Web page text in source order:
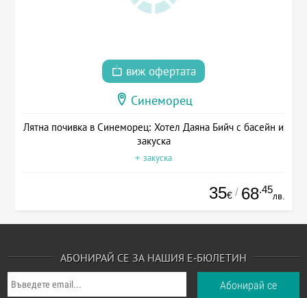
виж офертата
Синеморец
Лятна почивка в Синеморец: Хотел Даяна Бийч с басейн и
закуска
+ закуска
35€ / 68.45
лв.
АБОНИРАЙ СЕ ЗА НАШИЯ Е-БЮЛЕТИН